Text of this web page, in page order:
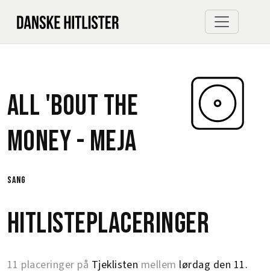
All 'Bout The
Money - Meja
sang
Hitlisteplaceringer
11 placeringer på Tjeklisten mellem lørdag den 11.